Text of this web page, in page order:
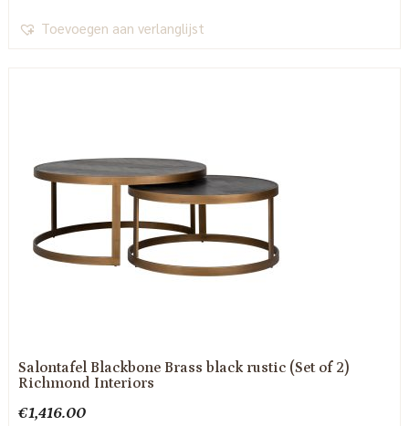
Toevoegen aan verlanglijst
Salontafel Blackbone Brass black rustic (Set of 2)
Richmond Interiors
€1,416.00